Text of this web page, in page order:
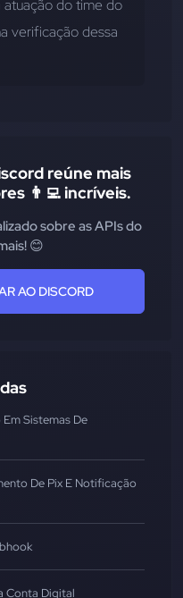
atuação do time do
verificação dessa
reúne mais
👨‍💻 incríveis.
sobre as APIs do
😊
AO DISCORD
Sistemas De
De Pix E Notificação
Conta Digital